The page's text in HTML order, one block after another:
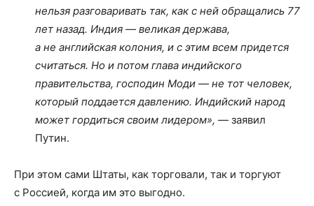
нельзя разговаривать так, как с ней обращались 77
лет назад. Индия — великая держава,
а не английская колония, и с этим всем придется
считаться. Но и потом глава индийского
правительства, господин Моди — не тот человек,
который поддается давлению. Индийский народ
может гордиться своим лидером», — заявил
Путин.
При этом сами Штаты, как торговали, так и торгуют
с Россией, когда им это выгодно.